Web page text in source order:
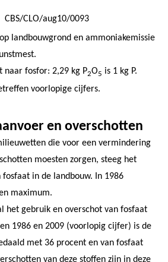
CBS/CLO/aug10/0093
landbouwgrond en ammoniakemissie
naar fosfor: 2,29 kg P2O5 is 1 kg P.
voorlopige cijfers.
en overschotten
die voor een vermindering
moesten zorgen, steeg het
in de landbouw. In 1986
maximum.
het gebruik en overschot van fosfaat
1986 en 2009 (voorlopig cijfer) is de
met 36 procent en van fosfaat
van deze stoffen zijn in deze